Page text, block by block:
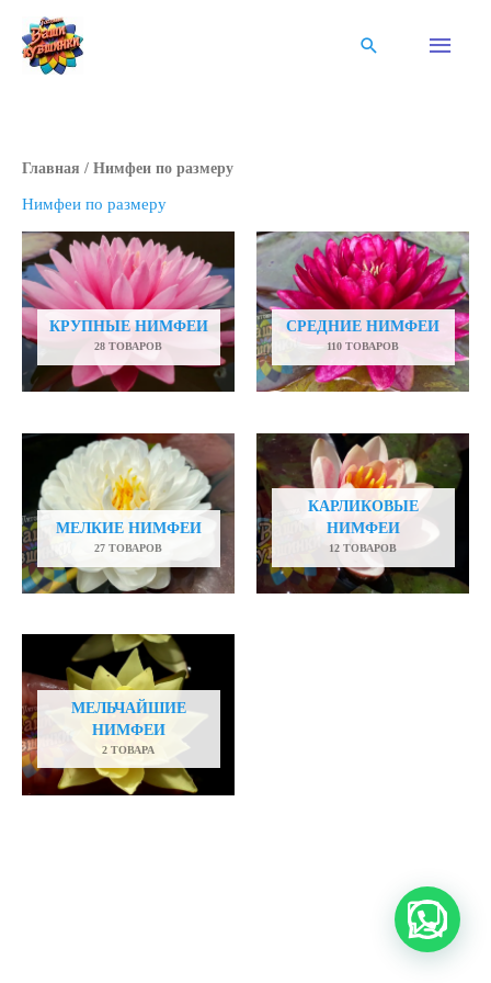
содержимому
Поиск
Главная / Нимфеи по размеру
Нимфеи по размеру
КРУПНЫЕ НИМФЕИ
28 ТОВАРОВ
СРЕДНИЕ НИМФЕИ
110 ТОВАРОВ
МЕЛКИЕ НИМФЕИ
27 ТОВАРОВ
КАРЛИКОВЫЕ
НИМФЕИ
12 ТОВАРОВ
МЕЛЬЧАЙШИЕ
НИМФЕИ
2 ТОВАРА